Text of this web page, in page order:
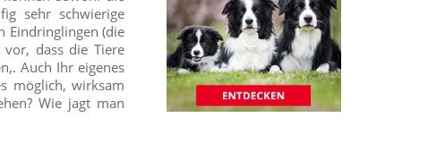
sehr schwierige
Eindringlingen (die
dass die Tiere
Auch Ihr eigenes
möglich, wirksam
Wie jagt man